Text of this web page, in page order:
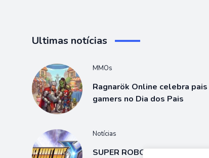
Ultimas notícias
MMOs
Ragnarök Online celebra pais
gamers no Dia dos Pais
Notícias
SUPER ROBOT WARS Y